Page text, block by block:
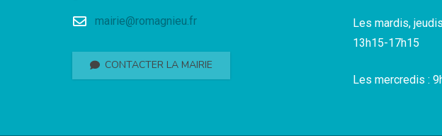
mairie@romagnieu.fr
CONTACTER LA MAIRIE
Les mardis,
13h15-17h15
Les mercredis :